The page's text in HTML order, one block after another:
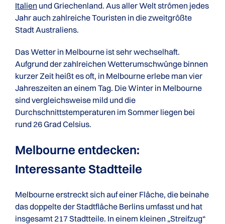
Italien und Griechenland. Aus aller Welt strömen jedes
Jahr auch zahlreiche Touristen in die zweitgrößte
Stadt Australiens.
Das Wetter in Melbourne ist sehr wechselhaft.
Aufgrund der zahlreichen Wetterumschwünge binnen
kurzer Zeit heißt es oft, in Melbourne erlebe man vier
Jahreszeiten an einem Tag. Die Winter in Melbourne
sind vergleichsweise mild und die
Durchschnittstemperaturen im Sommer liegen bei
rund 26 Grad Celsius.
Melbourne entdecken:
Interessante Stadtteile
Melbourne erstreckt sich auf einer Fläche, die beinahe
das doppelte der Stadtfläche Berlins umfasst und hat
insgesamt 217 Stadtteile. In einem kleinen „Streifzug“